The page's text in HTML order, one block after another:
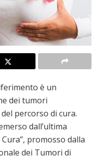
è un
dei tumori
percorso di cura.
dall’ultima
promosso dalla
dei Tumori di